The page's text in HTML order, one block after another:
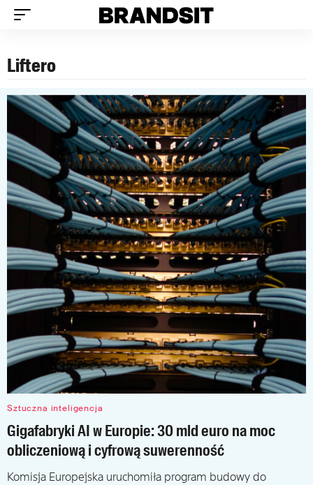
Liftero
Sztuczna inteligencja
Gigafabryki AI w Europie: 30 mld euro na moc
obliczeniową i cyfrową suwerenność
Komisja Europejska uruchomiła program budowy do